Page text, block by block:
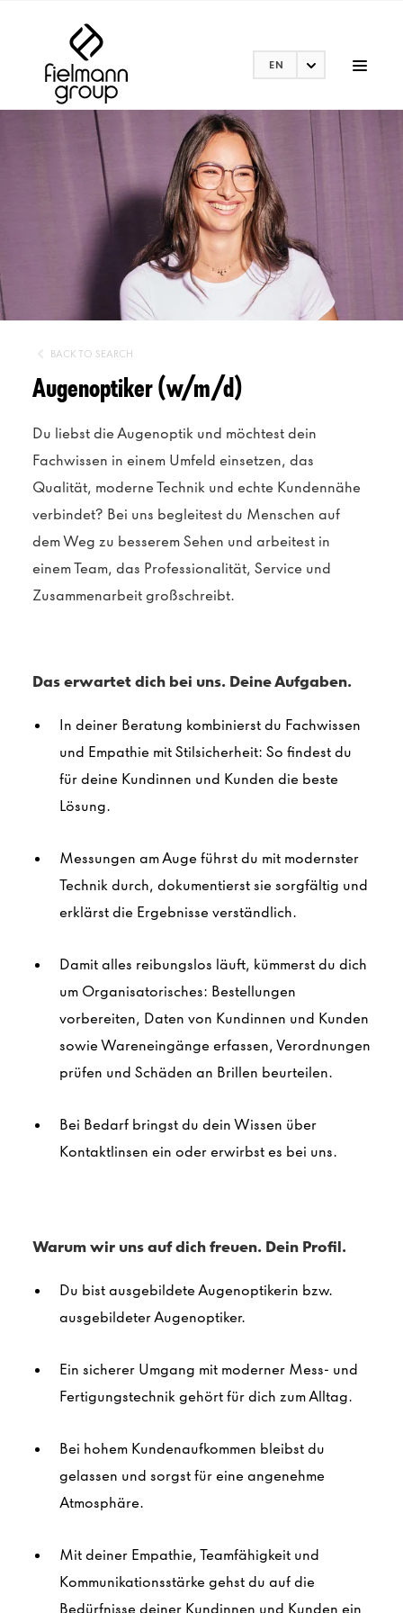
EN
BACK TO SEARCH
Augenoptiker (w/m/d)
Du liebst die Augenoptik und möchtest dein
Fachwissen in einem Umfeld einsetzen, das
Qualität, moderne Technik und echte Kundennähe
verbindet? Bei uns begleitest du Menschen auf
dem Weg zu besserem Sehen und arbeitest in
einem Team, das Professionalität, Service und
Zusammenarbeit großschreibt.
Das erwartet dich bei uns. Deine Aufgaben.
In deiner Beratung kombinierst du Fachwissen
und Empathie mit Stilsicherheit: So findest du
für deine Kundinnen und Kunden die beste
Lösung.
Messungen am Auge führst du mit modernster
Technik durch, dokumentierst sie sorgfältig und
erklärst die Ergebnisse verständlich.
Damit alles reibungslos läuft, kümmerst du dich
um Organisatorisches: Bestellungen
vorbereiten, Daten von Kundinnen und Kunden
sowie Wareneingänge erfassen, Verordnungen
prüfen und Schäden an Brillen beurteilen.
Bei Bedarf bringst du dein Wissen über
Kontaktlinsen ein oder erwirbst es bei uns.
Warum wir uns auf dich freuen. Dein Profil.
Du bist ausgebildete Augenoptikerin bzw.
ausgebildeterAugenoptiker.
Ein sicherer Umgang mit moderner Mess- und
Fertigungstechnik gehört für dich zum Alltag.
Bei hohem Kundenaufkommen bleibst du
gelassen und sorgst für eine angenehme
Atmosphäre.
Mit deiner Empathie, Teamfähigkeit und
Kommunikationsstärke gehst du auf die
Bedürfnisse deiner Kundinnen und Kunden ein